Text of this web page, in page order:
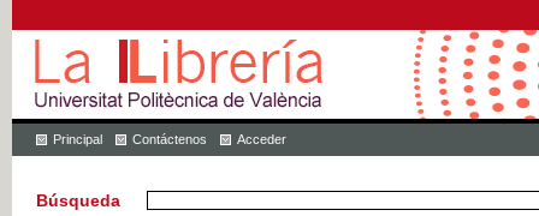
Principal Contáctenos Acceder
Búsqueda